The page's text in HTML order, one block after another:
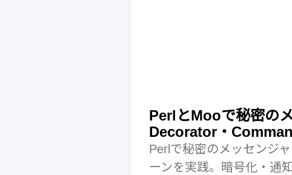
PerlとMooで秘密の
Decorator・
Perlで秘密のメッセンジ
ーンを実践。暗号化・通